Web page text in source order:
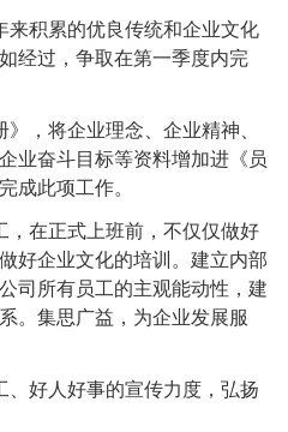
积累的优良传统和企业文化
经过，争取在第一季度内完
将企业理念、企业精神、
业奋斗目标等资料增加进《员
成此项工作。
在正式上班前，不仅仅做好
好企业文化的培训。建立内部
司所有员工的主观能动性，建
。集思广益，为企业发展服
好人好事的宣传力度，弘扬